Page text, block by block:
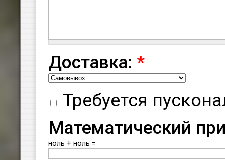
Доставка: *
Требуется
Математический
ноль + ноль =